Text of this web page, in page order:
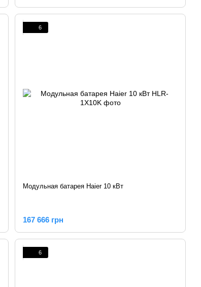
6
Модульная батарея Haier 10 кВт
167 666 грн
6